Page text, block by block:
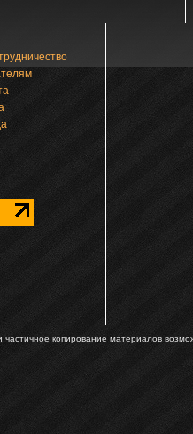
копирование материалов